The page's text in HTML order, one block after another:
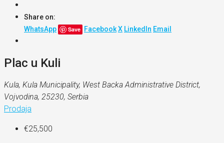
Share on:
WhatsApp
Save FacebookX LinkedIn Email
Plac u Kuli
Kula, Kula Municipality, West Backa Administrative District,
Vojvodina, 25230, Serbia
Prodaja
€25,500